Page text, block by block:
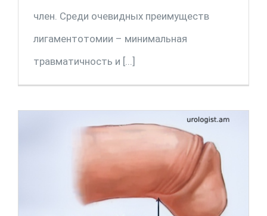
член. Среди очевидных преимуществ
лигаментотомии – минимальная
травматичность и [...]